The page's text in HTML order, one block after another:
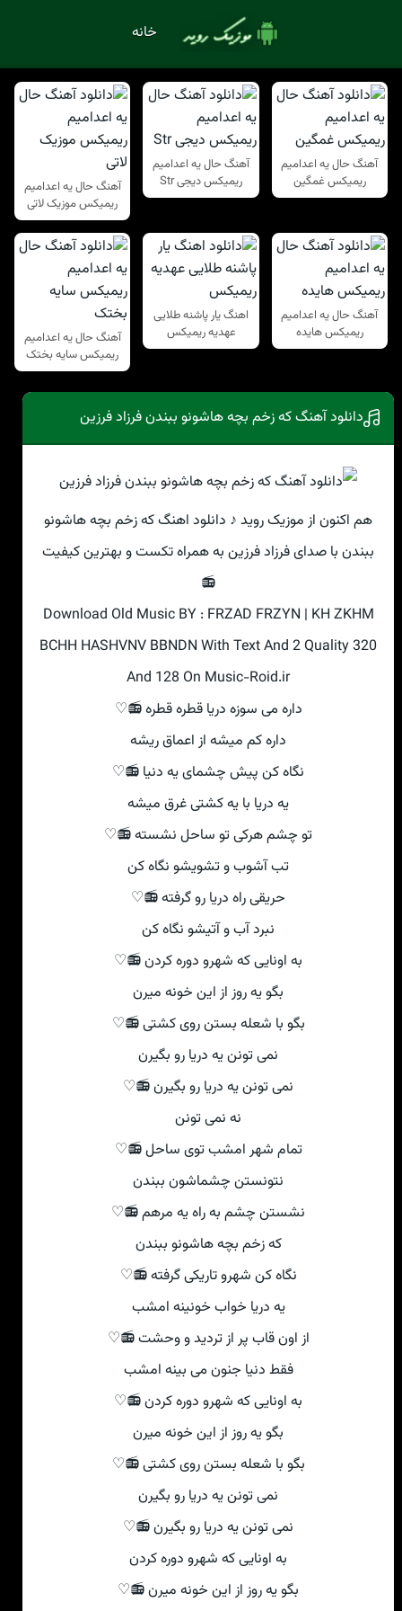
خانه
آهنگ حال یه اعدامیم
ریمیکس غمگین
آهنگ حال یه اعدامیم
ریمیکس دیجی Str
آهنگ حال یه اعدامیم
ریمیکس موزیک لاتی
آهنگ حال یه اعدامیم
ریمیکس هایده
اهنگ یار پاشنه طلایی
عهدیه ریمیکس
آهنگ حال یه اعدامیم
ریمیکس سایه بختک
دانلود آهنگ که زخم بچه هاشونو ببندن فرزاد فرزین
هم اکنون از موزیک روید ♪ دانلود اهنگ که زخم بچه هاشونو
ببندن با صدای فرزاد فرزین به همراه تکست و بهترین کیفیت
📻
Download Old Music BY : FRZAD FRZYN | KH ZKHM
BCHH HASHVNV BBNDN With Text And 2 Quality 320
And 128 On Music-Roid.ir
داره می سوزه دریا قطره قطره 📻♡
داره کم میشه از اعماق ریشه
نگاه کن پیش چشمای یه دنیا 📻♡
یه دریا با یه کشتی غرق میشه
تو چشم هرکی تو ساحل نشسته 📻♡
تب آشوب و تشویشو نگاه کن
حریقی راه دریا رو گرفته 📻♡
نبرد آب و آتیشو نگاه کن
به اونایی که شهرو دوره کردن 📻♡
بگو یه روز از این خونه میرن
بگو با شعله بستن روی کشتی 📻♡
نمی تونن یه دریا رو بگیرن
نمی تونن یه دریا رو بگیرن 📻♡
نه نمی تونن
تمام شهر امشب توی ساحل 📻♡
نتونستن چشماشون ببندن
نشستن چشم به راه یه مرهم 📻♡
که زخم بچه هاشونو ببندن
نگاه کن شهرو تاریکی گرفته 📻♡
یه دریا خواب خونینه امشب
از اون قاب پر از تردید و وحشت 📻♡
فقط دنیا جنون می بینه امشب
به اونایی که شهرو دوره کردن 📻♡
بگو یه روز از این خونه میرن
بگو با شعله بستن روی کشتی 📻♡
نمی تونن یه دریا رو بگیرن
نمی تونن یه دریا رو بگیرن 📻♡
به اونایی که شهرو دوره کردن
بگو یه روز از این خونه میرن 📻♡